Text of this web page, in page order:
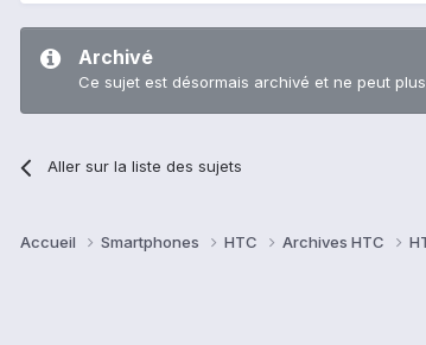
Archivé
Ce sujet est désormais archivé et ne peut
Aller sur la liste des sujets
Accueil Smartphones HTC Archives HTC